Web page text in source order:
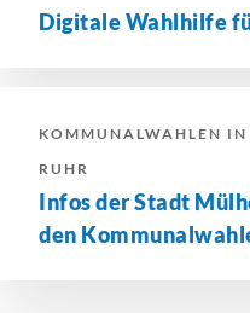
Digitale Wahlhilfe
KOMMUNALWAHLEN
RUHR
Infos der Stadt
den